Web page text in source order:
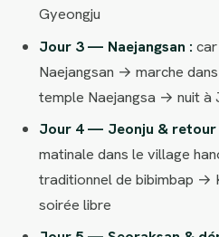
Gyeongju
Jour 3 — Naejangsan :
Naejangsan → marche
temple Naejangsa → nuit à
Jour 4 — Jeonju & retour
matinale dans le village
traditionnel de bibimbap
soirée libre